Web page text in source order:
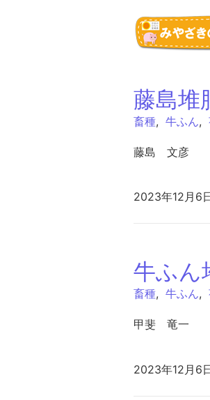
藤島堆
畜種, 牛ふん,
藤島 文彦
2023年12月6
牛ふん
畜種, 牛ふん,
甲斐 竜一
2023年12月6